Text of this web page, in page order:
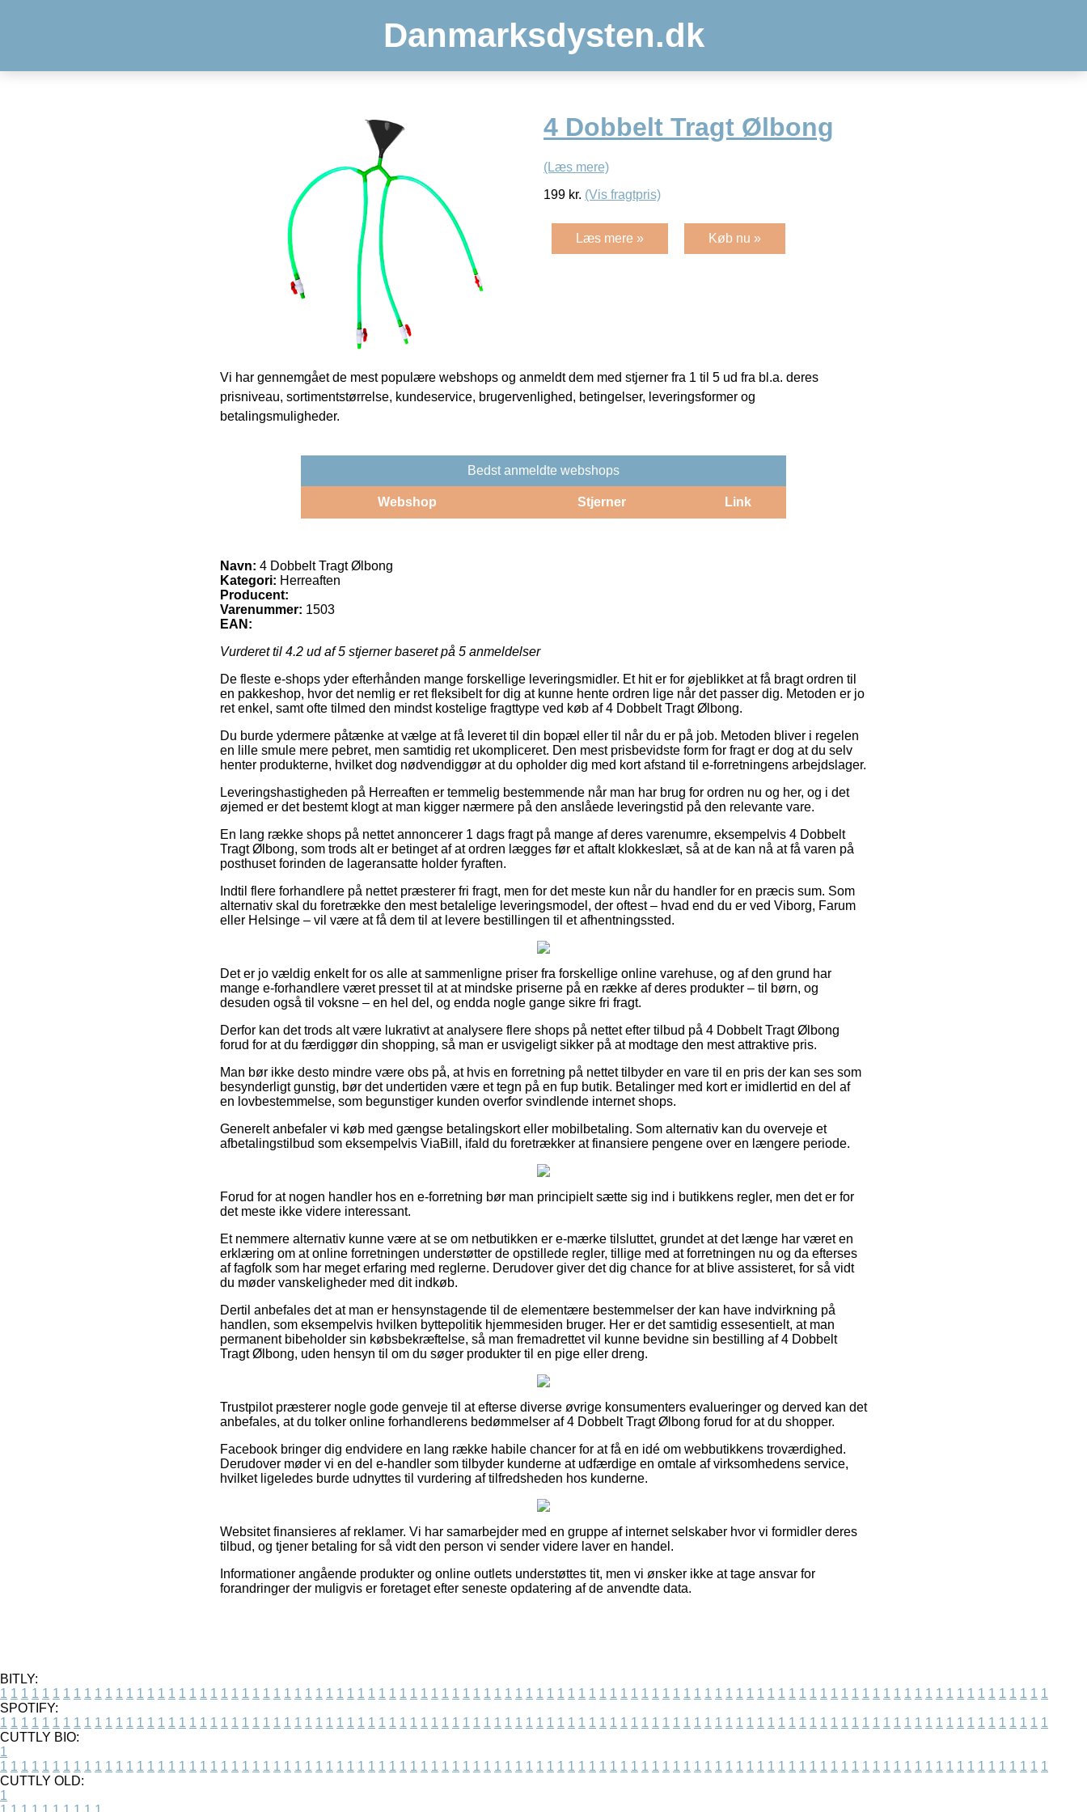
Danmarksdysten.dk
4 Dobbelt Tragt Ølbong
(Læs mere)
199 kr. (Vis fragtpris)
Læs mere » Køb nu »
Vi har gennemgået de mest populære webshops og anmeldt dem med stjerner fra 1 til 5 ud fra bl.a. deres
prisniveau, sortimentstørrelse, kundeservice, brugervenlighed, betingelser, leveringsformer og
betalingsmuligheder.
Bedst anmeldte webshops
Webshop Stjerner Link
Navn: 4 Dobbelt Tragt Ølbong
Kategori: Herreaften
Producent:
Varenummer: 1503
EAN:
Vurderet til 4.2 ud af 5 stjerner baseret på 5 anmeldelser
De fleste e-shops yder efterhånden mange forskellige leveringsmidler. Et hit er for øjeblikket at få bragt ordren til
en pakkeshop, hvor det nemlig er ret fleksibelt for dig at kunne hente ordren lige når det passer dig. Metoden er jo
ret enkel, samt ofte tilmed den mindst kostelige fragttype ved køb af 4 Dobbelt Tragt Ølbong.
Du burde ydermere påtænke at vælge at få leveret til din bopæl eller til når du er på job. Metoden bliver i regelen
en lille smule mere pebret, men samtidig ret ukompliceret. Den mest prisbevidste form for fragt er dog at du selv
henter produkterne, hvilket dog nødvendiggør at du opholder dig med kort afstand til e-forretningens arbejdslager.
Leveringshastigheden på Herreaften er temmelig bestemmende når man har brug for ordren nu og her, og i det
øjemed er det bestemt klogt at man kigger nærmere på den anslåede leveringstid på den relevante vare.
En lang række shops på nettet annoncerer 1 dags fragt på mange af deres varenumre, eksempelvis 4 Dobbelt
Tragt Ølbong, som trods alt er betinget af at ordren lægges før et aftalt klokkeslæt, så at de kan nå at få varen på
posthuset forinden de lageransatte holder fyraften.
Indtil flere forhandlere på nettet præsterer fri fragt, men for det meste kun når du handler for en præcis sum. Som
alternativ skal du foretrække den mest betalelige leveringsmodel, der oftest – hvad end du er ved Viborg, Farum
eller Helsinge – vil være at få dem til at levere bestillingen til et afhentningssted.
Det er jo vældig enkelt for os alle at sammenligne priser fra forskellige online varehuse, og af den grund har
mange e-forhandlere været presset til at at mindske priserne på en række af deres produkter – til børn, og
desuden også til voksne – en hel del, og endda nogle gange sikre fri fragt.
Derfor kan det trods alt være lukrativt at analysere flere shops på nettet efter tilbud på 4 Dobbelt Tragt Ølbong
forud for at du færdiggør din shopping, så man er usvigeligt sikker på at modtage den mest attraktive pris.
Man bør ikke desto mindre være obs på, at hvis en forretning på nettet tilbyder en vare til en pris der kan ses som
besynderligt gunstig, bør det undertiden være et tegn på en fup butik. Betalinger med kort er imidlertid en del af
en lovbestemmelse, som begunstiger kunden overfor svindlende internet shops.
Generelt anbefaler vi køb med gængse betalingskort eller mobilbetaling. Som alternativ kan du overveje et
afbetalingstilbud som eksempelvis ViaBill, ifald du foretrækker at finansiere pengene over en længere periode.
Forud for at nogen handler hos en e-forretning bør man principielt sætte sig ind i butikkens regler, men det er for
det meste ikke videre interessant.
Et nemmere alternativ kunne være at se om netbutikken er e-mærke tilsluttet, grundet at det længe har været en
erklæring om at online forretningen understøtter de opstillede regler, tillige med at forretningen nu og da efterses
af fagfolk som har meget erfaring med reglerne. Derudover giver det dig chance for at blive assisteret, for så vidt
du møder vanskeligheder med dit indkøb.
Dertil anbefales det at man er hensynstagende til de elementære bestemmelser der kan have indvirkning på
handlen, som eksempelvis hvilken byttepolitik hjemmesiden bruger. Her er det samtidig essesentielt, at man
permanent bibeholder sin købsbekræftelse, så man fremadrettet vil kunne bevidne sin bestilling af 4 Dobbelt
Tragt Ølbong, uden hensyn til om du søger produkter til en pige eller dreng.
Trustpilot præsterer nogle gode genveje til at efterse diverse øvrige konsumenters evalueringer og derved kan det
anbefales, at du tolker online forhandlerens bedømmelser af 4 Dobbelt Tragt Ølbong forud for at du shopper.
Facebook bringer dig endvidere en lang række habile chancer for at få en idé om webbutikkens troværdighed.
Derudover møder vi en del e-handler som tilbyder kunderne at udfærdige en omtale af virksomhedens service,
hvilket ligeledes burde udnyttes til vurdering af tilfredsheden hos kunderne.
Websitet finansieres af reklamer. Vi har samarbejder med en gruppe af internet selskaber hvor vi formidler deres
tilbud, og tjener betaling for så vidt den person vi sender videre laver en handel.
Informationer angående produkter og online outlets understøttes tit, men vi ønsker ikke at tage ansvar for
forandringer der muligvis er foretaget efter seneste opdatering af de anvendte data.
BITLY:
1 1 1 1 1 1 1 1 1 1 1 1 1 1 1 1 1 1 1 1 1 1 1 1 1 1 1 1 1 1 1 1 1 1 1 1 1 1 1 1 1 1 1 1 1 1 1 1 1 1 1 1 1 1 1 1 1 1 1 1 1 1 1 1 1 1 1 1 1 1 1 1 1 1 1 1 1 1 1 1 1 1 1 1 1 1 1 1 1 1 1 1 1 1 1 1 1 1 1 1
SPOTIFY:
1 1 1 1 1 1 1 1 1 1 1 1 1 1 1 1 1 1 1 1 1 1 1 1 1 1 1 1 1 1 1 1 1 1 1 1 1 1 1 1 1 1 1 1 1 1 1 1 1 1 1 1 1 1 1 1 1 1 1 1 1 1 1 1 1 1 1 1 1 1 1 1 1 1 1 1 1 1 1 1 1 1 1 1 1 1 1 1 1 1 1 1 1 1 1 1 1 1 1 1
CUTTLY BIO:
1
1 1 1 1 1 1 1 1 1 1 1 1 1 1 1 1 1 1 1 1 1 1 1 1 1 1 1 1 1 1 1 1 1 1 1 1 1 1 1 1 1 1 1 1 1 1 1 1 1 1 1 1 1 1 1 1 1 1 1 1 1 1 1 1 1 1 1 1 1 1 1 1 1 1 1 1 1 1 1 1 1 1 1 1 1 1 1 1 1 1 1 1 1 1 1 1 1 1 1 1
CUTTLY OLD:
1